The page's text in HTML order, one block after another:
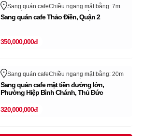
Sang quán cafeChiều ngang mặt bằng: 7m
Thảo Điền Quận 2 - TP Thủ ĐứcHồ Chí Minh
Cửa hàng, quán đã sang nhượng thành công
Sang quán cafe Thảo Điền, Quận 2
350,000,000đ
Sang quán cafeChiều ngang mặt bằng: 20m
Quận Thủ Đức - TP Thủ Đức Hồ Chí Minh
Cửa hàng, quán đã sang nhượng thành công
trên sangnhanh.vn (Vui lòng bỏ qua tin rao này)
Sang quán cafe mặt tiền đường lớn,
Phường Hiệp Bình Chánh, Thủ Đức
320,000,000đ